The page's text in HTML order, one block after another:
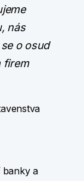
nás
o osud
firem
banky a